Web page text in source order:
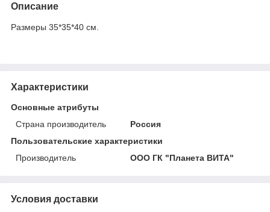
Описание
Размеры 35*35*40 см.
Характеристики
Основные атрибуты
Страна производитель
Россия
Пользовательские характеристики
Производитель
ООО ГК "Планета ВИТА"
Условия доставки